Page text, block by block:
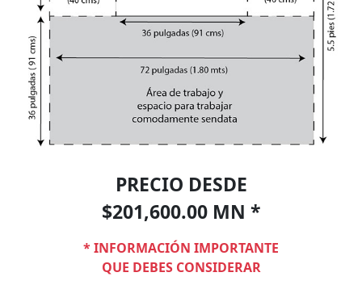
PRECIO DESDE
$201,600.00 MN *
* INFORMACIÓN IMPORTANTE
QUE DEBES CONSIDERAR